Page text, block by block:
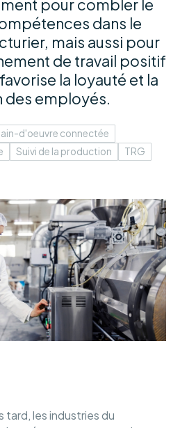
pour combler le
dans le
mais aussi pour
de travail positif
la loyauté et la
des employés.
d'oeuvre connectée
Suivi de la production TRG
tard, les industries du